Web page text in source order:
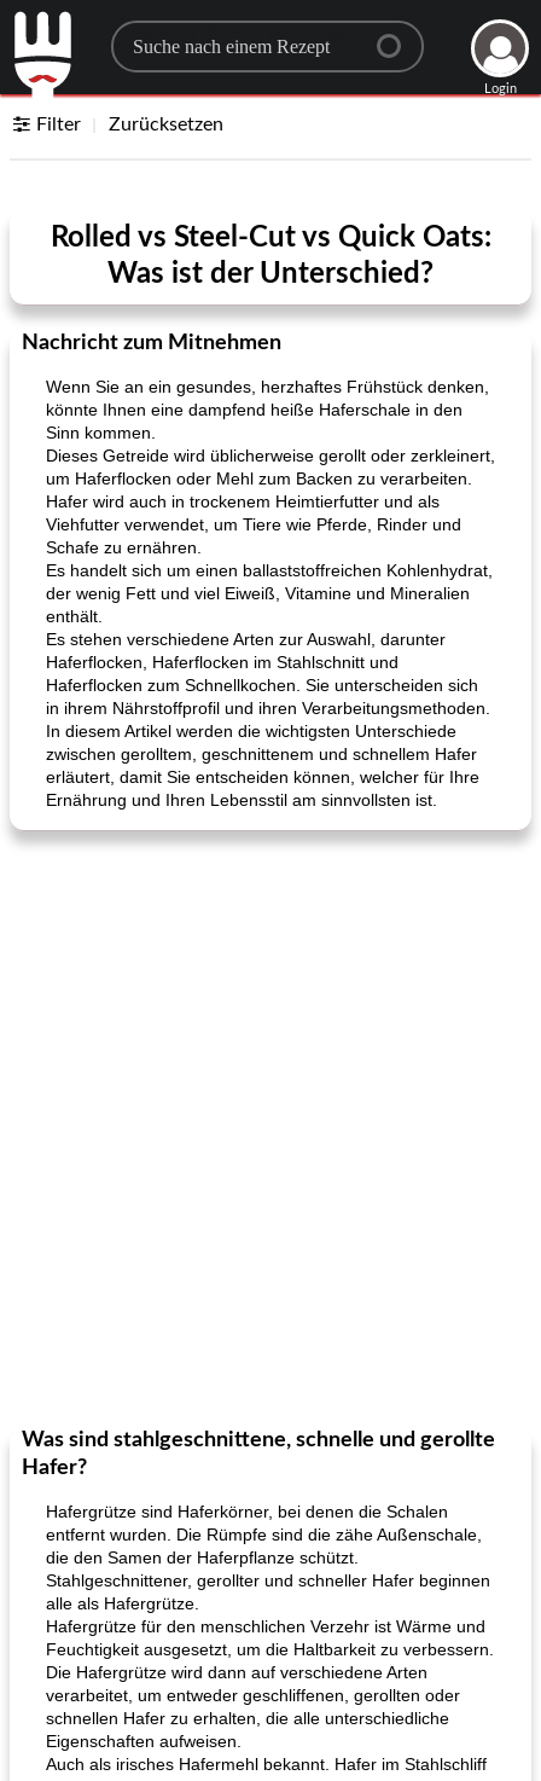
Search for a recipe
Login
Filter Zurücksetzen
Rolled vs Steel-Cut vs Quick Oats:
Was ist der Unterschied?
Nachricht zum Mitnehmen
Wenn Sie an ein gesundes, herzhaftes Frühstück denken,
könnte Ihnen eine dampfend heiße Haferschale in den
Sinn kommen.
Dieses Getreide wird üblicherweise gerollt oder zerkleinert,
um Haferflocken oder Mehl zum Backen zu verarbeiten.
Hafer wird auch in trockenem Heimtierfutter und als
Viehfutter verwendet, um Tiere wie Pferde, Rinder und
Schafe zu ernähren.
Es handelt sich um einen ballaststoffreichen Kohlenhydrat,
der wenig Fett und viel Eiweiß, Vitamine und Mineralien
enthält.
Es stehen verschiedene Arten zur Auswahl, darunter
Haferflocken, Haferflocken im Stahlschnitt und
Haferflocken zum Schnellkochen. Sie unterscheiden sich
in ihrem Nährstoffprofil und ihren Verarbeitungsmethoden.
In diesem Artikel werden die wichtigsten Unterschiede
zwischen gerolltem, geschnittenem und schnellem Hafer
erläutert, damit Sie entscheiden können, welcher für Ihre
Ernährung und Ihren Lebensstil am sinnvollsten ist.
Was sind stahlgeschnittene, schnelle und gerollte
Hafer?
Hafergrütze sind Haferkörner, bei denen die Schalen
entfernt wurden. Die Rümpfe sind die zähe Außenschale,
die den Samen der Haferpflanze schützt.
Stahlgeschnittener, gerollter und schneller Hafer beginnen
alle als Hafergrütze.
Hafergrütze für den menschlichen Verzehr ist Wärme und
Feuchtigkeit ausgesetzt, um die Haltbarkeit zu verbessern.
Die Hafergrütze wird dann auf verschiedene Arten
verarbeitet, um entweder geschliffenen, gerollten oder
schnellen Hafer zu erhalten, die alle unterschiedliche
Eigenschaften aufweisen.
Auch als irisches Hafermehl bekannt. Hafer im Stahlschliff